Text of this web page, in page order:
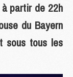
partir de 22h
du Bayern
sous tous les